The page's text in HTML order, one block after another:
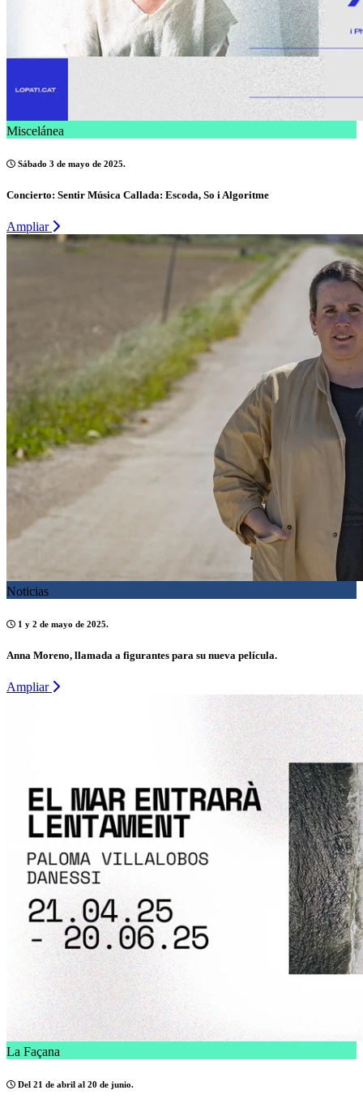
Miscelánea
Sábado 3 de mayo de 2025.
Concierto: Sentir Música Callada: Escoda, So i Algoritme
Ampliar
Noticias
1 y 2 de mayo de 2025.
Anna Moreno, llamada a figurantes para su nueva película.
Ampliar
La Façana
Del 21 de abril al 20 de junio.